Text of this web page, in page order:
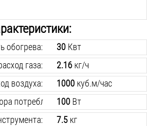
обогрева: 30Квт
газа:
2.16кг/ч
воздуха:
1000куб.м/час
потребляемая:
100Вт
7.5кг